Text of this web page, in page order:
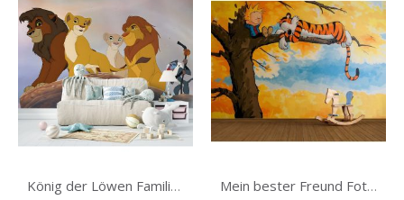
König der Löwen Familie Fototapete Mein bester Freund Fototapete